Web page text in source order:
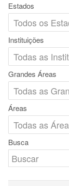
Estados
Instituições
Grandes Áreas
Áreas
Busca